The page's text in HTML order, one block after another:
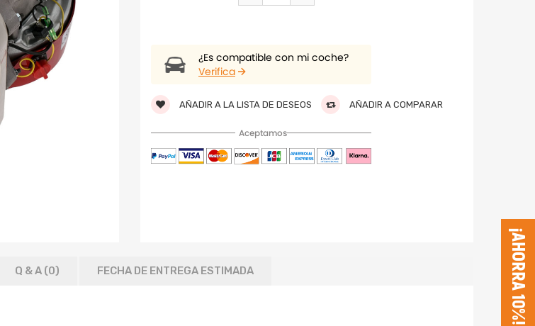
¿Es compatible con mi coche?
Verifica
AÑADIR A LA LISTA DE DESEOS AÑADIR A COMPARAR
Aceptamos
Q & A (0) FECHA DE ENTREGA ESTIMADA ¡AHORRA 10%!